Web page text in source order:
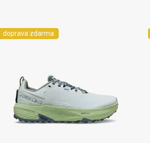
doprava zdarma